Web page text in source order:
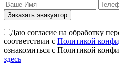
Заказать эвакуатор
Даю согласие на обработку
соответствии с Политикой
ознакомиться с Политикой
здесь